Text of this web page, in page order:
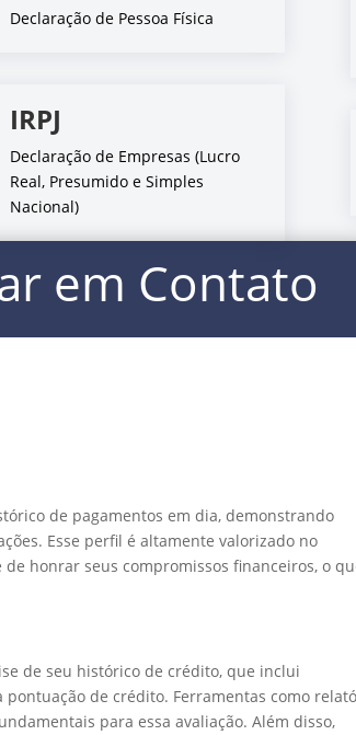
Declaração de Pessoa Física
IRPJ
Declaração de Empresas (Lucro
Real, Presumido e Simples
Nacional)
em Contato
de pagamentos em dia, demonstrando
Esse perfil é altamente valorizado no
honrar seus compromissos financeiros, o
de seu histórico de crédito, que inclui
de crédito. Ferramentas como
para essa avaliação. Além disso,